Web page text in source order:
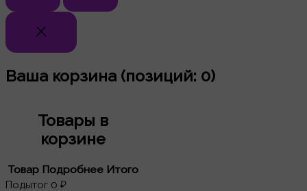
Ваша корзина (позиций: 0)
Товары в
корзине
Товар Подробнее Итого
Подытог 0 ₽